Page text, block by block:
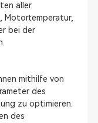
aller
Motortemperatur,
bei der
mithilfe von
des
zu optimieren.
des